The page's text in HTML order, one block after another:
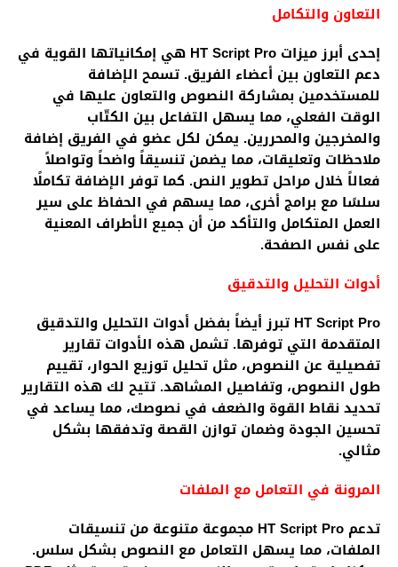
التعاون والتكامل
إحدى أبرز ميزات HT Script Pro هي إمكانياتها القوية في
دعم التعاون بين أعضاء الفريق. تسمح الإضافة
للمستخدمين بمشاركة النصوص والتعاون عليها في
الوقت الفعلي، مما يسهل التفاعل بين الكتّاب
والمخرجين والمحررين. يمكن لكل عضو في الفريق إضافة
ملاحظات وتعليقات، مما يضمن تنسيقاً واضحاً وتواصلاً
فعالاً خلال مراحل تطوير النص. كما توفر الإضافة تكاملًا
سلسًا مع برامج أخرى، مما يسهم في الحفاظ على سير
العمل المتكامل والتأكد من أن جميع الأطراف المعنية
على نفس الصفحة.
أدوات التحليل والتدقيق
HT Script Pro تبرز أيضاً بفضل أدوات التحليل والتدقيق
المتقدمة التي توفرها. تشمل هذه الأدوات تقارير
تفصيلية عن النصوص، مثل تحليل توزيع الحوار، تقييم
طول النصوص، وتفاصيل المشاهد. تتيح لك هذه التقارير
تحديد نقاط القوة والضعف في نصوصك، مما يساعد في
تحسين الجودة وضمان توازن القصة وتدفقها بشكل
مثالي.
المرونة في التعامل مع الملفات
تدعم HT Script Pro مجموعة متنوعة من تنسيقات
الملفات، مما يسهل التعامل مع النصوص بشكل سلس.